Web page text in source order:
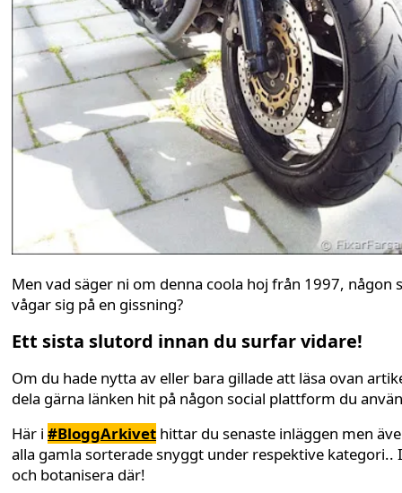
Men vad säger ni om denna coola hoj från 1997, någon
vågar sig på en gissning?
Ett sista slutord innan du surfar vidare!
Om du hade nytta av eller bara gillade att läsa ovan
dela gärna länken hit på någon social plattform du
Här i #BloggArkivet hittar du senaste inläggen men
alla gamla sorterade snyggt under respektive kategori..
och botanisera där!